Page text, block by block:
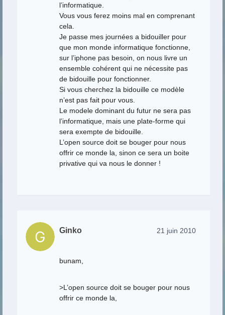
l’informatique.
Vous vous ferez moins mal en comprenant
cela.
Je passe mes journées a bidouiller pour
que mon monde informatique fonctionne,
sur l’iphone pas besoin, on nous livre un
ensemble cohérent qui ne nécessite pas
de bidouille pour fonctionner.
Si vous cherchez la bidouille ce modèle
n’est pas fait pour vous.
Le modele dominant du futur ne sera pas
l’informatique, mais une plate-forme qui
sera exempte de bidouille.
L’open source doit se bouger pour nous
offrir ce monde la, sinon ce sera un boite
privative qui va nous le donner !
Ginko 21 juin 2010
bunam,
>L’open source doit se bouger pour nous
offrir ce monde la,